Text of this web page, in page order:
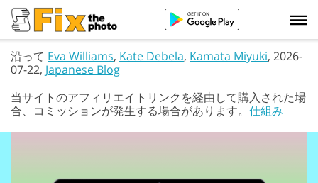
沿って Eva Williams, Kate Debela, Kamata Miyuki, 2026-
07-22, Japanese Blog
当サイトのアフィリエイトリンクを経由して購入された場
合、コミッションが発生する場合があります。 仕組み